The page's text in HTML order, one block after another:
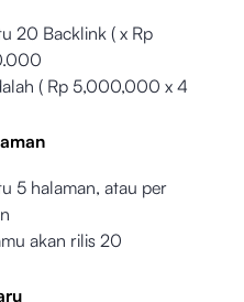
20 Backlink ( x Rp
( Rp 5,000,000 x 4
5 halaman, atau per
akan rilis 20